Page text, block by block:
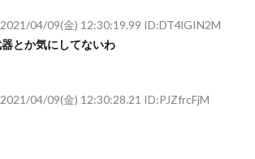
2021/04/09(金) 12:30:19.99 ID:DT4lGIN2M
とか気にしてないわ
2021/04/09(金) 12:30:28.21 ID:PJZfrcFjM